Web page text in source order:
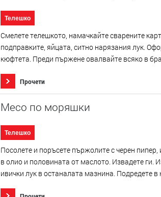
Телешко
Смелете телешкото, намачкайте сварените
подправките, яйцата, ситно нарязания лук.
кюфтета. Преди пържене овалвайте всяко в
Прочети
Месо по моряшки
Телешко
Посолете и поръсете пържолите с черен пипер,
в олио и половината от маслото. Извадете ги.
ивички лук в останалата мазнина. Подредете в